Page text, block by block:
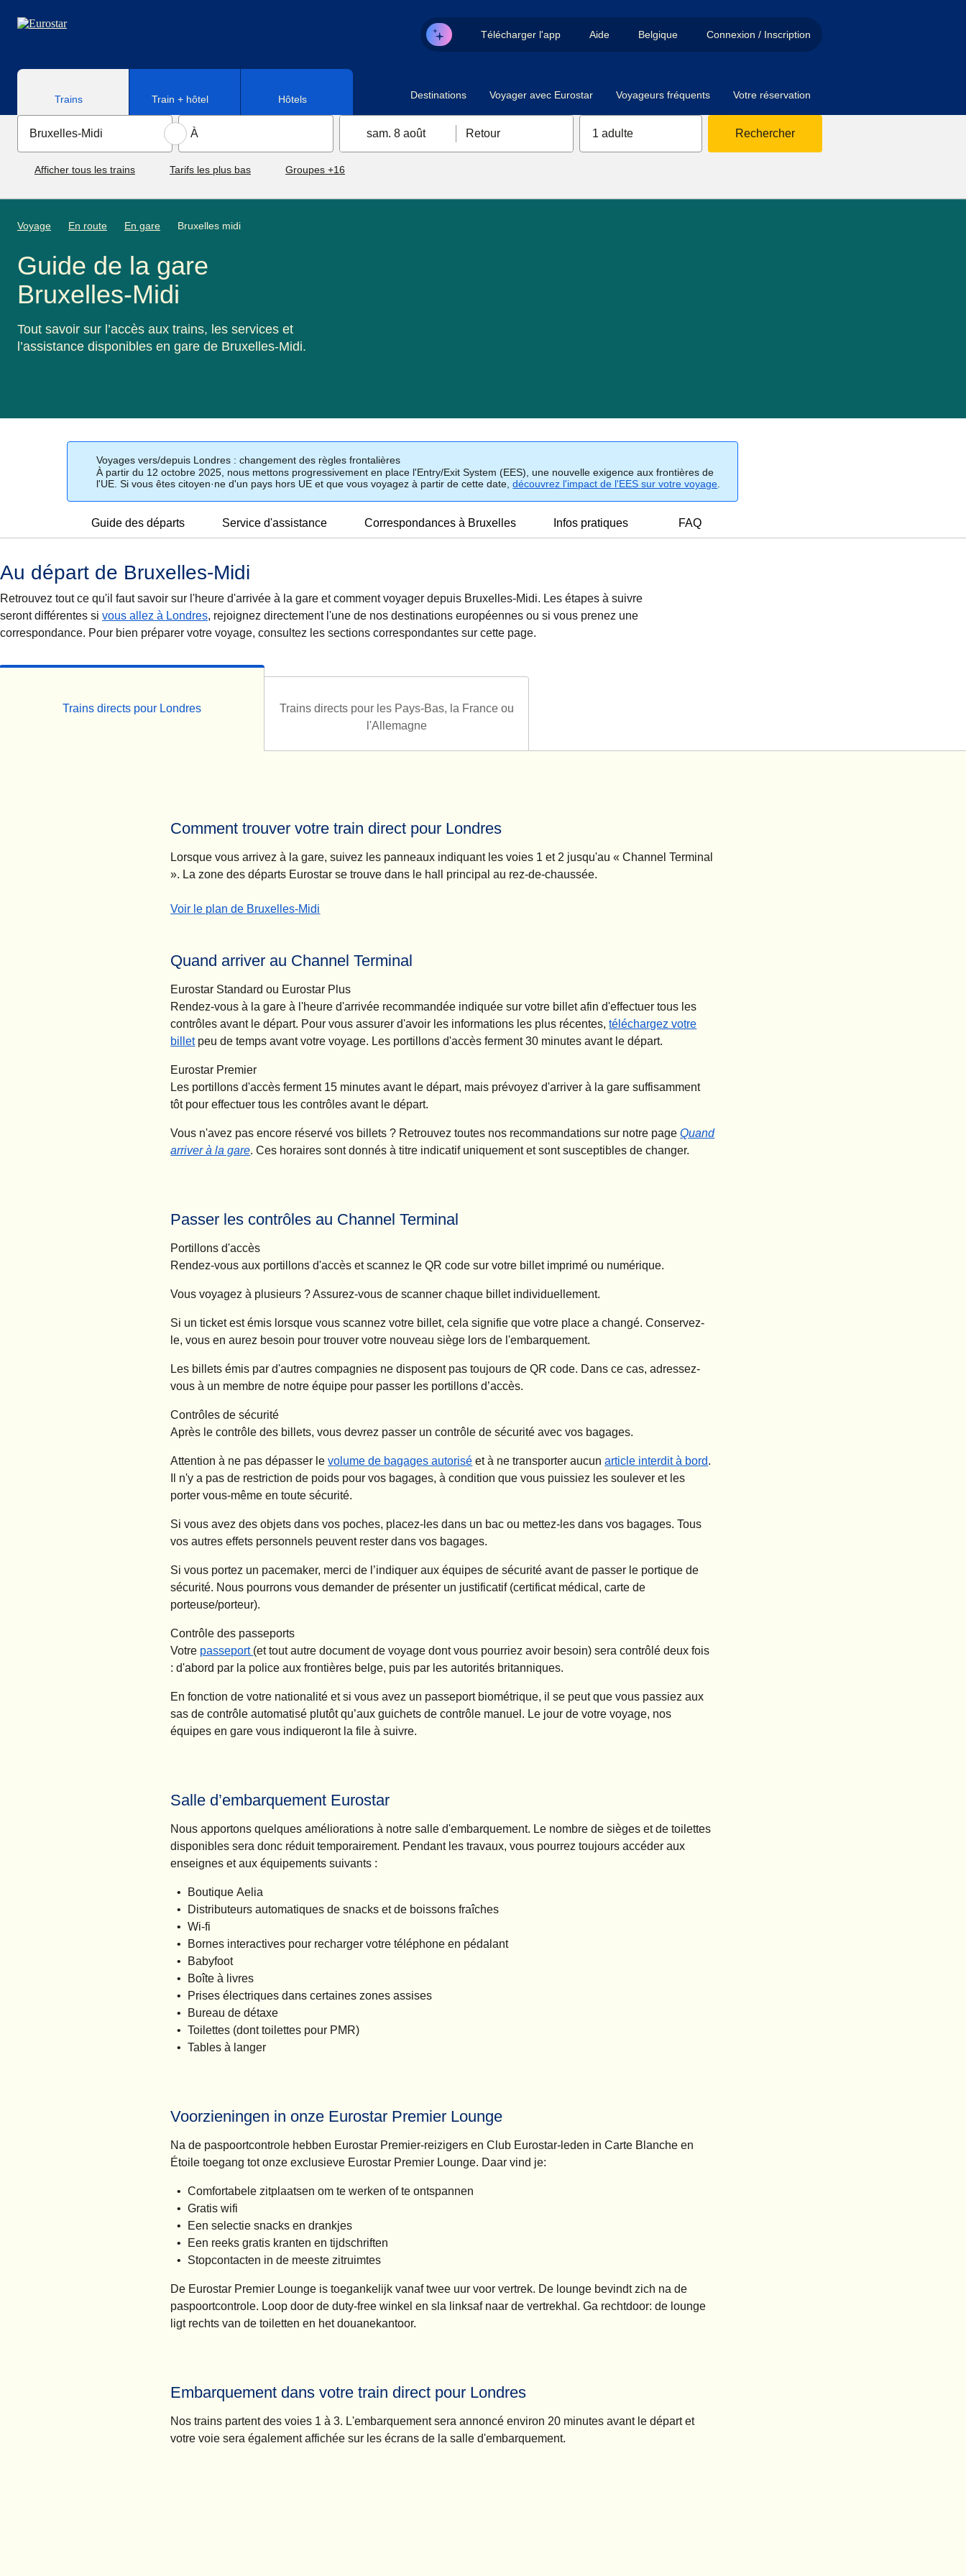
Télécharger l'app Aide Belgique Connexion / Inscription
Trains Train + hôtel Hôtels Destinations Voyager avec Eurostar Voyageurs fréquents Votre réservation
sam. 8 août Retour 1 adulte Rechercher
Afficher tous les trains Tarifs les plus bas Groupes +16
Voyage En route En gare Bruxelles midi
Guide de la gare
Bruxelles-Midi
Tout savoir sur l’accès aux trains, les services et
l’assistance disponibles en gare de Bruxelles-Midi.
Voyages vers/depuis Londres : changement des règles frontalières
À partir du 12 octobre 2025, nous mettons progressivement en place l'Entry/Exit System (EES), une nouvelle exigence aux frontières de
l'UE. Si vous êtes citoyen·ne d'un pays hors UE et que vous voyagez à partir de cette date,découvrez l'impact de l'EES sur votre voyage
Guide des départs Service d'assistance Correspondances à Bruxelles Infos pratiques FAQ
Au départ de Bruxelles-Midi
Retrouvez tout ce qu'il faut savoir sur l'heure d'arrivée à la gare et comment voyager depuis Bruxelles-Midi. Les étapes à suivre
seront différentes si vous allez à Londres, rejoignez directement l'une de nos destinations européennes ou si vous prenez une
correspondance. Pour bien préparer votre voyage, consultez les sections correspondantes sur cette page.
Trains directs pour Londres
Trains directs pour les Pays-Bas, la France ou
l'Allemagne
Comment trouver votre train direct pour Londres
Lorsque vous arrivez à la gare, suivez les panneaux indiquant les voies 1 et 2 jusqu'au « Channel Terminal
». La zone des départs Eurostar se trouve dans le hall principal au rez-de-chaussée.
Voir le plan de Bruxelles-Midi
-Comment trouver votre train direct pour Londres
(Ouvre un nouvel onglet)
(ouvre un PDF)
Quand arriver au Channel Terminal
Eurostar Standard ou Eurostar Plus
Rendez-vous à la gare à l'heure d'arrivée recommandée indiquée sur votre billet afin d'effectuer tous les
contrôles avant le départ. Pour vous assurer d'avoir les informations les plus récentes,téléchargez votre
billetpeu de temps avant votre voyage. Les portillons d'accès ferment30 minutes avant le départ.
Eurostar Premier
Les portillons d'accès ferment 15 minutes avant le départ, mais prévoyez d'arriver à la gare suffisamment
tôt pour effectuer tous les contrôles avant le départ.
Vous n'avez pas encore réservé vos billets ? Retrouvez toutes nos recommandations sur notre pageQuand
arriver à la gare. Ces horaires sont donnés à titre indicatif uniquement et sont susceptibles de changer.
Passer les contrôles au Channel Terminal
Portillons d'accès
Rendez-vous aux portillons d'accès et scannez le QR code sur votre billet imprimé ou numérique.
Vous voyagez à plusieurs ? Assurez-vous de scanner chaque billet individuellement.
Si un ticket est émis lorsque vous scannez votre billet, cela signifie que votre place a changé. Conservez-
le, vous en aurez besoin pour trouver votre nouveau siège lors de l'embarquement.
Les billets émis par d'autres compagnies ne disposent pas toujours de QR code. Dans ce cas, adressez-
vous à un membre de notre équipe pour passer les portillons d’accès.
Contrôles de sécurité
Après le contrôle des billets, vous devrez passer un contrôle de sécurité avec vos bagages.
Attention à ne pas dépasser levolume de bagages autorisé et à ne transporter aucunarticle interdit à bord.
Il n'y a pas de restriction de poids pour vos bagages, à condition que vous puissiez les soulever et les
porter vous-même en toute sécurité.
Si vous avez des objets dans vos poches, placez-les dans un bac ou mettez-les dans vos bagages. Tous
vos autres effets personnels peuvent rester dans vos bagages.
Si vous portez un pacemaker, merci de l’indiquer aux équipes de sécurité avant de passer le portique de
sécurité. Nous pourrons vous demander de présenter un justificatif (certificat médical, carte de
porteuse/porteur).
Contrôle des passeports
Votre passeport (et tout autre document de voyage dont vous pourriez avoir besoin) sera contrôlé deux fois
: d'abord par la police aux frontières belge, puis par les autorités britanniques.
En fonction de votre nationalité et si vous avez un passeport biométrique, il se peut que vous passiez aux
sas de contrôle automatisé plutôt qu’aux guichets de contrôle manuel. Le jour de votre voyage, nos
équipes en gare vous indiqueront la file à suivre.
Salle d’embarquement Eurostar
Nous apportons quelques améliorations à notre salle d'embarquement. Le nombre de sièges et de toilettes
disponibles sera donc réduit temporairement. Pendant les travaux, vous pourrez toujours accéder aux
enseignes et aux équipements suivants :
Boutique Aelia
Distributeurs automatiques de snacks et de boissons fraîches
Wi-fi
Bornes interactives pour recharger votre téléphone en pédalant
Babyfoot
Boîte à livres
Prises électriques dans certaines zones assises
Bureau de détaxe
Toilettes (dont toilettes pour PMR)
Tables à langer
Voorzieningen in onze Eurostar Premier Lounge
Na de paspoortcontrole hebben Eurostar Premier-reizigers en Club Eurostar-leden in Carte Blanche en
Étoile toegang tot onze exclusieve Eurostar Premier Lounge. Daar vind je:
Comfortabele zitplaatsen om te werken of te ontspannen
Gratis wifi
Een selectie snacks en drankjes
Een reeks gratis kranten en tijdschriften
Stopcontacten in de meeste zitruimtes
De Eurostar Premier Lounge is toegankelijkvanaf twee uur voor vertrek. De lounge bevindt zich na de
paspoortcontrole. Loop door de duty-free winkel en sla linksaf naar de vertrekhal. Ga rechtdoor: de lounge
ligt rechts van de toiletten en het douanekantoor.
Embarquement dans votre train direct pour Londres
Nos trains partent des voies 1 à 3. L'embarquement sera annoncé environ 20 minutes avant le départ et
votre voie sera également affichée sur les écrans de la salle d'embarquement.